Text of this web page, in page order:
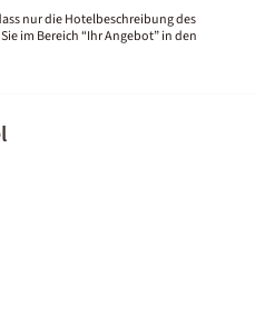
nur die Hotelbeschreibung des
im Bereich “Ihr Angebot” in den